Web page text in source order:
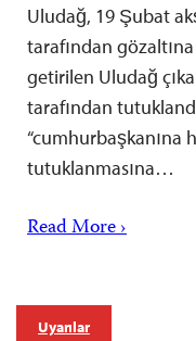
Uludağ, 19 Şubat
tarafından
getirilen Uludağ
tarafından
“cumhurbaşkanına
tutuklanmasına…
Read More ›
Uyarılar